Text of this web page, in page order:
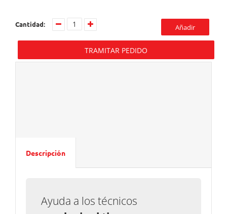
Cantidad: Añadir
TRAMITAR PEDIDO
Descripción
Ayuda a los técnicos